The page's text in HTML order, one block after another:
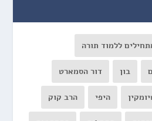
ללמוד תורה
בון דור הסמארט
היפי הרב קוק